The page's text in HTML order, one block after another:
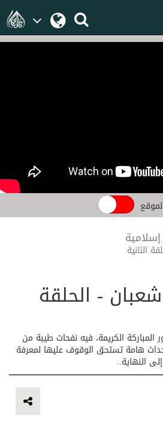
الثانية
- الحلقة
الكريمة، فيه نفحات طيبة من
هامة تستحق الوقوف عليها لمعرفة
النهاية..